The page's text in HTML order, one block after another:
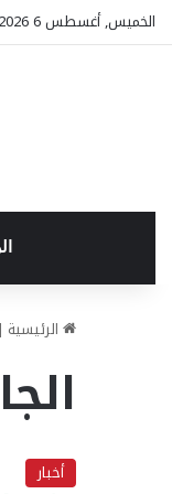
الخميس, أغسطس 6 2026
الرئيسية |
أخبار